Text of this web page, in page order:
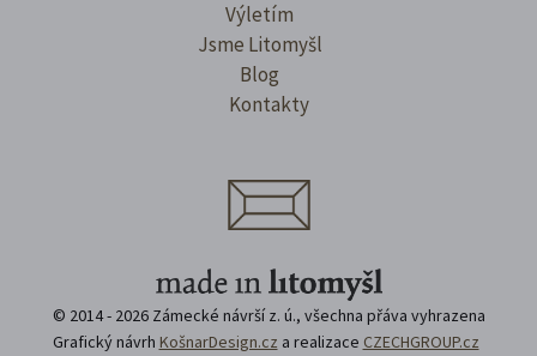
Výletím
Jsme Litomyšl
Blog
Kontakty
© 2014 - 2026 Zámecké návrší z. ú., všechna přáva vyhrazena
Grafický návrh KošnarDesign.cz a realizace CZECHGROUP.cz